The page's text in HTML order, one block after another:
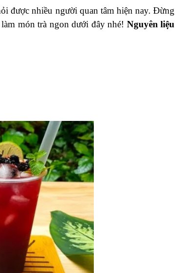
được nhiều người quan tâm hiện nay. Đừng
món trà ngon dưới đây nhé! Nguyên liệu